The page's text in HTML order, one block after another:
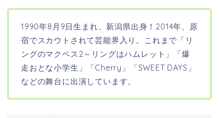
1990年8月9日生まれ、新潟県出身！ 2014年、原
宿でスカウトされて芸能界入り。これまで「リ
ングのマクベス2～リングはハムレット」「爆
走おとな小学生」「Cherry」「SWEET DAYS」
などの舞台に出演しています。